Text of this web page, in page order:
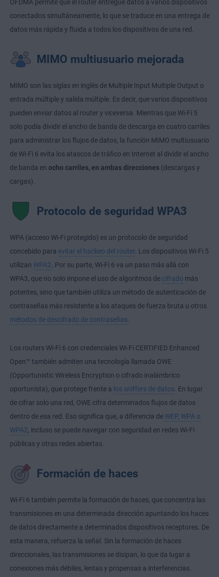
OFDMA permite que el router entregue datos a varios dispositivos
conectados simultáneamente, lo que se traduce en una entrega de
datos más rápida y fluida a todos los dispositivos de una red.
MIMO multiusuario mejorada
MIMO son las siglas en inglés de Multiple Input Multiple Output o
entrada múltiple y salida múltiple. Es decir, que varios dispositivos
pueden enviar datos al router y viceversa. Mientras que Wi-Fi 5
solo podía dividir el ancho de banda de descarga en cuatro carriles
para administrar los flujos de datos, la función MIMO multiusuario
de Wi-Fi 6 evita los atascos de tráfico en Internet al dividir el ancho
de banda en ocho carriles, en ambas direcciones (descargas y
cargas).
Protocolo de seguridad WPA3
WPA (acceso Wi-Fi protegido) es un protocolo de seguridad
concebido para evitar el hackeo del router. Los dispositivos Wi-Fi 5
utilizan WPA2. Por su parte, Wi-Fi 6 va un paso más allá con
WPA3, que no solo impone el uso de algoritmos de cifrado más
potentes, sino que también utiliza un método de autenticación de
contraseñas más resistente a los ataques de fuerza bruta u otros
métodos de descifrado de contraseñas.
Los routers Wi-Fi 6 con credenciales Wi-Fi CERTIFIED Enhanced
Open™ también admiten una tecnología llamada OWE
(Opportunistic Wireless Encryption o cifrado inalámbrico
oportunista), que protege frente a los sniffers de datos. En lugar
de cifrar solo una red, OWE cifra determinados flujos de datos
dentro de esa red. Eso significa que, a diferencia de WEP, WPA o
WPA2, incluso se puede navegar con seguridad en redes Wi-Fi
públicas y otras redes abiertas.
Formación de haces
Wi-Fi 6 también permite la formación de haces, que concentra las
transmisiones en una determinada dirección apuntando los haces
de datos directamente a determinados dispositivos receptores. De
esta manera, refuerza la señal. Sin la formación de haces
direccionales, las transmisiones se disipan, lo que da lugar a
conexiones más débiles, lentas y propensas a interferencias.